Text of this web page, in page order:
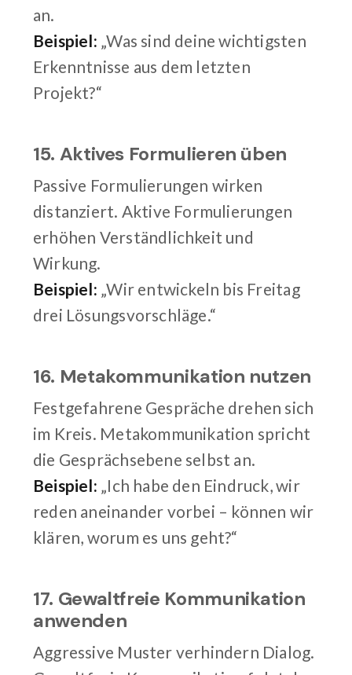
an.
Beispiel: „Was sind deine wichtigsten
Erkenntnisse aus dem letzten
Projekt?“
15. Aktives Formulieren üben
Passive Formulierungen wirken
distanziert. Aktive Formulierungen
erhöhen Verständlichkeit und
Wirkung.
Beispiel: „Wir entwickeln bis Freitag
drei Lösungsvorschläge.“
16. Metakommunikation nutzen
Festgefahrene Gespräche drehen sich
im Kreis. Metakommunikation spricht
die Gesprächsebene selbst an.
Beispiel: „Ich habe den Eindruck, wir
reden aneinander vorbei – können wir
klären, worum es uns geht?“
17. Gewaltfreie Kommunikation
anwenden
Aggressive Muster verhindern Dialog.